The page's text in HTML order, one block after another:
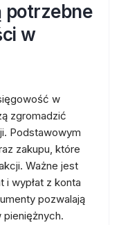
potrzebne
w
w
zgromadzić
Podstawowym
zakupu, które
Ważne jest
i wypłat z konta
pozwalają
pieniężnych.